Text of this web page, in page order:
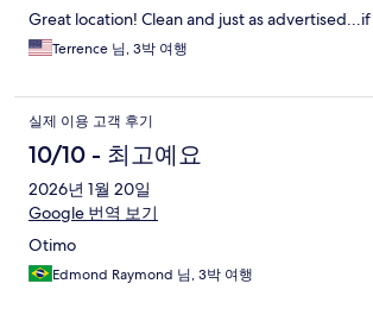
Great location! Clean and just as
Terrence 님, 3박 여행
실제 이용 고객 후기
10/10 - 최고예요
2026년 1월 20일
Google 번역 보기
Otimo
Edmond Raymond 님, 3박 여행